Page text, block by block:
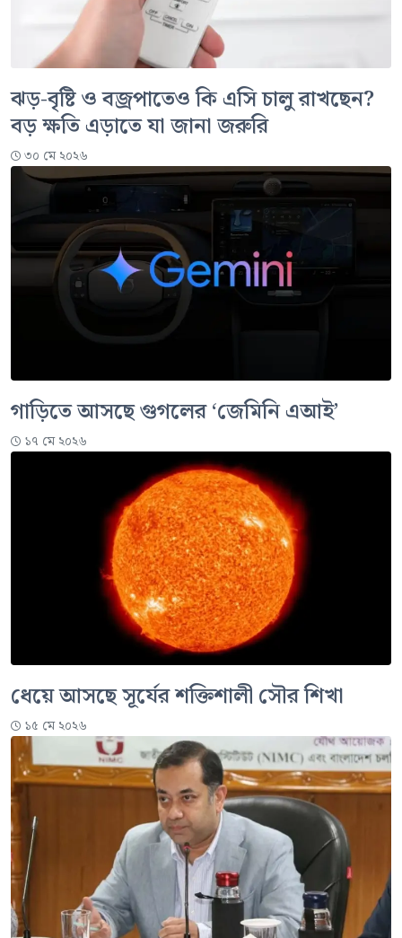
ঝড়-বৃষ্টি ও বজ্রপাতেও কি এসি চালু রাখছেন?
বড় ক্ষতি এড়াতে যা জানা জরুরি
৩০ মে ২০২৬
গাড়িতে আসছে গুগলের ‘জেমিনি এআই’
১৭ মে ২০২৬
ধেয়ে আসছে সূর্যের শক্তিশালী সৌর শিখা
১৫ মে ২০২৬